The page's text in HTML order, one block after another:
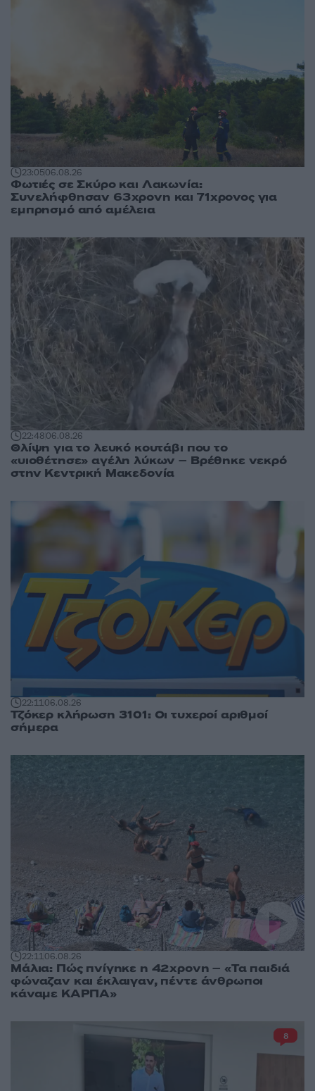
23:0506.08.26
Φωτιές σε Σκύρο και Λακωνία:
Συνελήφθησαν 63χρονη και 71χρονος για
εμπρησμό από αμέλεια
22:4806.08.26
Θλίψη για το λευκό κουτάβι που το
«υιοθέτησε» αγέλη λύκων – Βρέθηκε νεκρό
στην Κεντρική Μακεδονία
22:1106.08.26
Τζόκερ κλήρωση 3101: Οι τυχεροί αριθμοί
σήμερα
22:1106.08.26
Μάλια: Πώς πνίγηκε η 42χρονη – «Τα παιδιά
φώναζαν και έκλαιγαν, πέντε άνθρωποι
κάναμε ΚΑΡΠΑ»
8